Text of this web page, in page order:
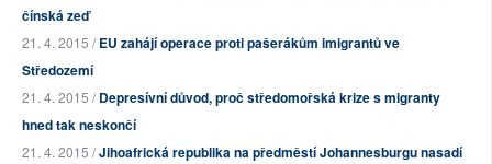
čínská zeď
21. 4. 2015 /EU zahájí operace proti pašerákům imigrantů ve
Středozemí
21. 4. 2015 /Depresívní důvod, proč středomořská krize s migranty
hned tak neskončí
21. 4. 2015 /Jihoafrická republika na předměstí Johannesburgu nasadí